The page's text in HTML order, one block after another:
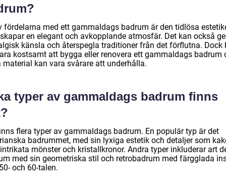
fördelarna med ett gammaldags badrum är den tidlösa
en elegant och avkopplande atmosfär. Det kan också
känsla och återspegla traditioner från det förflutna. Dock
kostsamt att bygga eller renovera ett gammaldags badrum
material kan vara svårare att underhålla.
typer av gammaldags badrum finns
flera typer av gammaldags badrum. En populär typ är det
badrummet, med sin lyxiga estetik och detaljer som
mönster och kristallkronor. Andra typer inkluderar art
med sin geometriska stil och retrobadrum med färgglada
och 60-talen.